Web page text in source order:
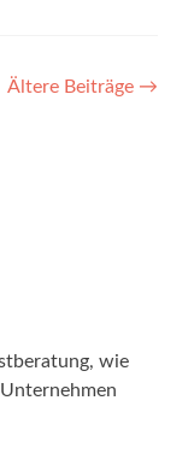
Ältere Beiträge →
wie